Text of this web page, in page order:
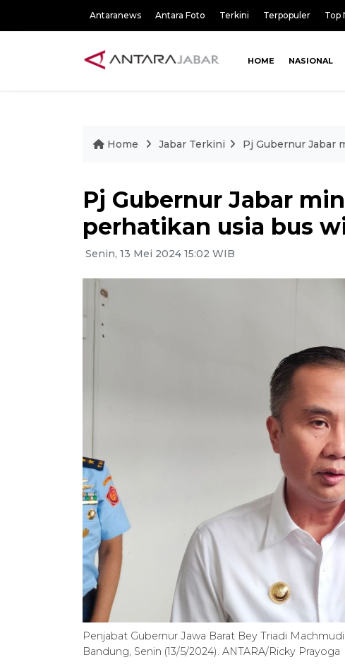
Antaranews Antara Foto Terkini Terpopuler Top
HOME NASIONAL
Home Jabar Terkini Pj Gubernur Jabar
Pj Gubernur Jabar
perhatikan usia bus
Senin, 13 Mei 2024 15:02 WIB
Penjabat Gubernur Jawa Barat Bey Triadi
Bandung, Senin (13/5/2024). ANTARA/Ricky Prayoga